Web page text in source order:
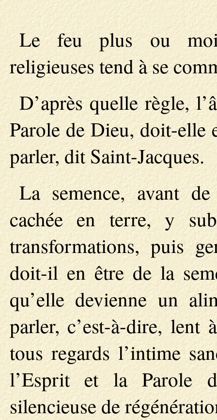
Le feu plus ou
religieuses tend à se
D’après quelle règle,
Parole de Dieu, doit-elle
parler, dit Saint-Jacques.
La semence, avant
cachée en terre, y
transformations, puis
doit-il en être de la
qu’elle devienne un
parler, c’est-à-dire, lent
tous regards l’intime
l’Esprit et la Parole
silencieuse de